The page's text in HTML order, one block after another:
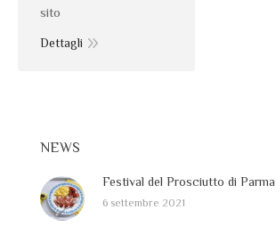
sito
Dettagli
NEWS
Festival del Prosciutto di
6 settembre 2021